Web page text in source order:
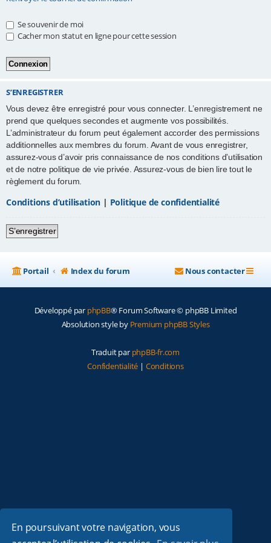
En poursuivant votre navigation, vous
Se souvenir de moi
Cacher mon statut en ligne pour cette session
S’ENREGISTRER
Vous devez être enregistré pour vous connecter. L’enregistrement ne
prend que quelques secondes et augmente vos possibilités.
L’administrateur du forum peut également accorder des permissions
additionnelles aux membres du forum. Avant de vous enregistrer,
assurez-vous d’avoir pris connaissance de nos conditions d’utilisation
et de notre politique de vie privée. Assurez-vous de bien lire tout le
règlement du forum.
Conditions d’utilisation | Politique de confidentialité
S’enregistrer
Portail Index du forum Nous contacter
Développé par phpBB® Forum Software © phpBB Limited
Absolution style by Premium phpBB Styles
Traduit par phpBB-fr.com
Confidentialité | Conditions